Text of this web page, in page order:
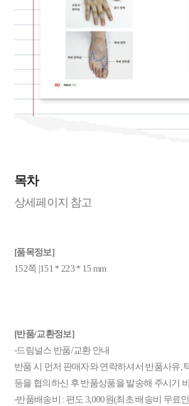
목차
상세페이지 참고
[품목정보]
152쪽 |151 * 223 * 15 mm
[반품/교환정보]
-드림널스 반품/교환 안내
반품 시 먼저 판매자와 연락하셔서 반품사유,
등을 협의하신 후 반품상품을 발송해 주시기
-반품배송비 : 편도 3,000원(최초 배송비 무료